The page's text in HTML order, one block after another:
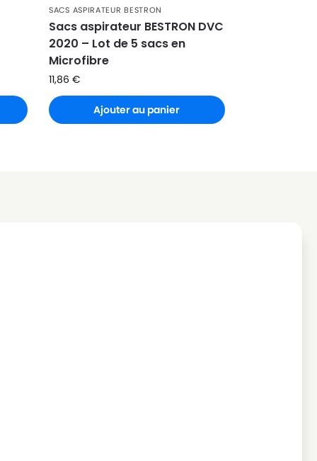
SACS ASPIRATEUR BESTRON
Sacs aspirateur BESTRON DVC
2020 – Lot de 5 sacs en
Microfibre
11,86€
Ajouter au panier